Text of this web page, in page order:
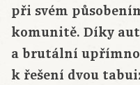
při svém
komunitě. Díky
a brutální
k řešení dvou